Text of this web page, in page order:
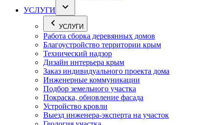
УСЛУГИ
УСЛУГИ
Работа сборка деревянных домов
Благоустройство территории крым
Технический надзор
Дизайн интерьера крым
Заказ индивидуального проекта дома
Инженерные коммуникации
Подбор земельного участка
Покраска, обновление фасада
Устройство кровли
Выезд инженера-эксперта на участок